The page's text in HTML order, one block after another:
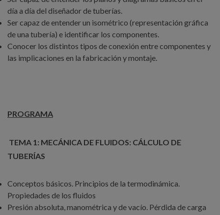
día a día del diseñador de tuberías.
Ser capaz de entender un isométrico (representación gráfica
de una tubería) e identificar los componentes.
Conocer los distintos tipos de conexión entre componentes y
las implicaciones en la fabricación y montaje.
PROGRAMA
TEMA 1: MECÁNICA DE FLUIDOS: CÁLCULO DE
TUBERÍAS
Conceptos básicos. Principios de la termodinámica.
Propiedades de los fluidos
Presión absoluta, manométrica y de vacío. Pérdida de carga